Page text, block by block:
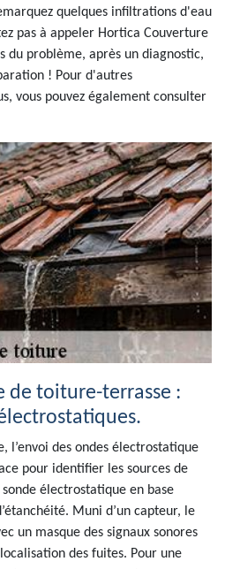
quelques infiltrations d'eau
pas à appeler Hortica Couverture
du problème, après un diagnostic,
! Pour d'autres
vous pouvez également consulter
de toiture-terrasse :
l’envoi des ondes électrostatique
pour identifier les sources de
sonde électrostatique en base
Muni d’un capteur, le
un masque des signaux sonores
des fuites. Pour une